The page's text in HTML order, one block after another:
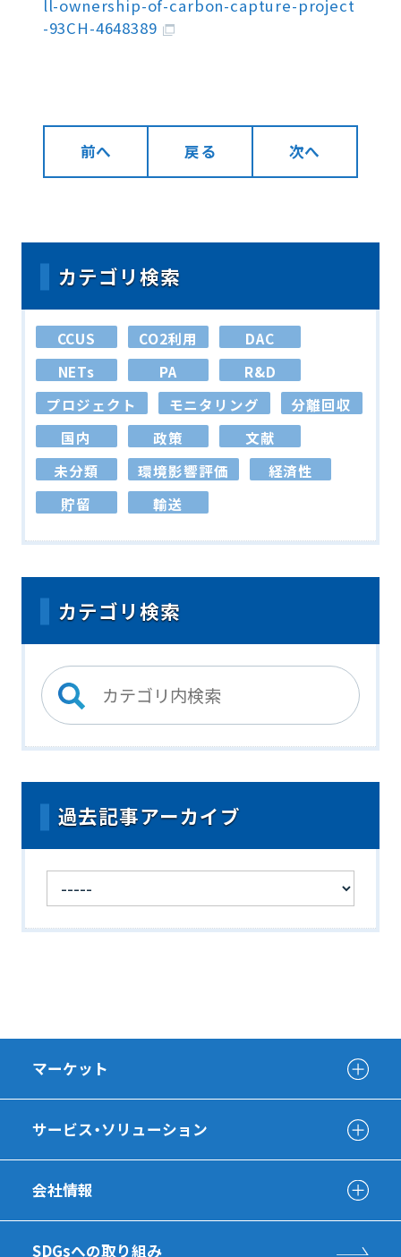
ll-ownership-of-carbon-capture-project
-93CH-4648389
前へ 戻る 次へ
カテゴリ検索
CCUS CO2利用
DAC
NETs
PA
R&D
プロジェクト
モニタリング
分離回収
国内
政策
文献
未分類
環境影響評価
経済性
貯留
輸送
カテゴリ検索
過去記事アーカイブ
マーケット
サービス・ソリューション
会社情報
SDGsへの取り組み